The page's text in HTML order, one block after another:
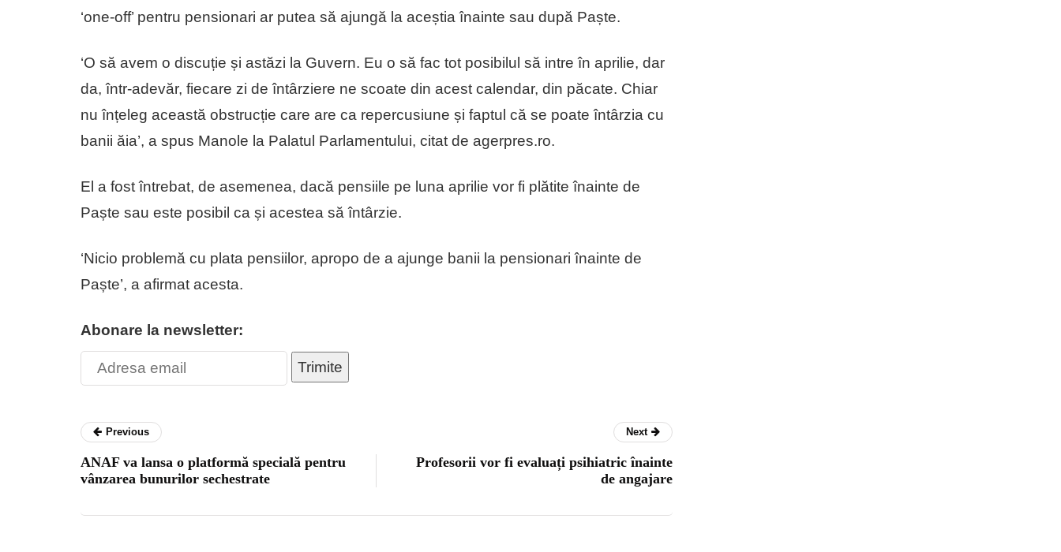
‘one-off’ pentru pensionari ar putea să ajungă la aceștia înainte sau după Paște.
‘O să avem o discuție și astăzi la Guvern. Eu o să fac tot posibilul să intre în aprilie, dar
da, într-adevăr, fiecare zi de întârziere ne scoate din acest calendar, din păcate. Chiar
nu înțeleg această obstrucție care are ca repercusiune și faptul că se poate întârzia cu
banii ăia’, a spus Manole la Palatul Parlamentului, citat de agerpres.ro.
El a fost întrebat, de asemenea, dacă pensiile pe luna aprilie vor fi plătite înainte de
Paște sau este posibil ca și acestea să întârzie.
‘Nicio problemă cu plata pensiilor, apropo de a ajunge banii la pensionari înainte de
Paște’, a afirmat acesta.
Abonare la newsletter:
Trimite
Previous
ANAF va lansa o platformă specială pentru
vânzarea bunurilor sechestrate
Next
Profesorii vor fi evaluați psihiatric înainte
de angajare